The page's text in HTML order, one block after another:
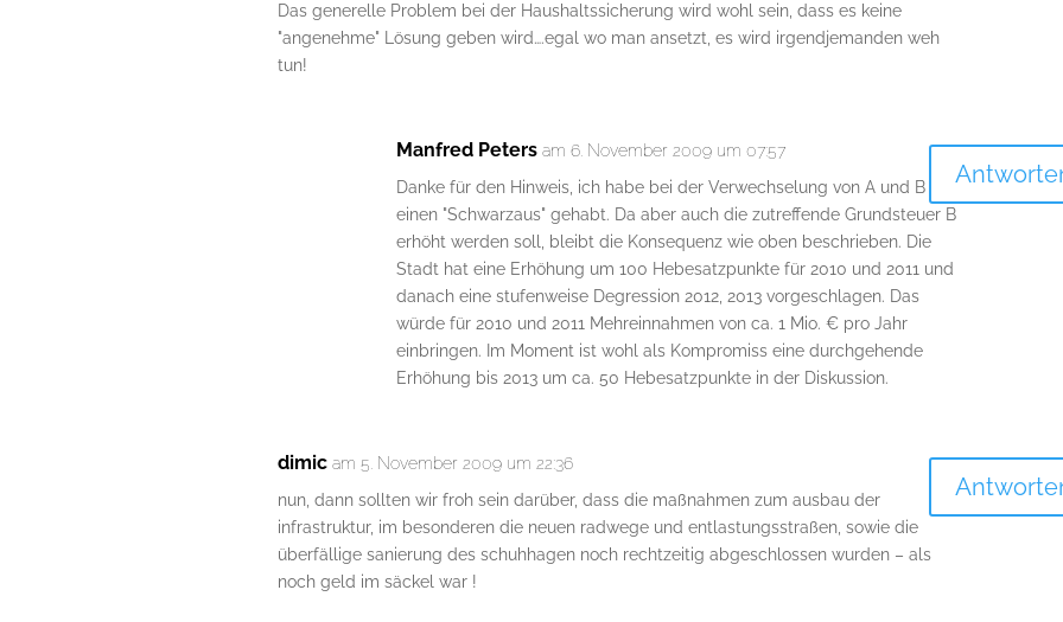
Das generelle Problem bei der Haushaltssicherung wird wohl sein, dass es keine
"angenehme" Lösung geben wird….egal wo man ansetzt, es wird irgendjemanden weh
tun!
Manfred Peters am 6. November 2009 um 07:57
Danke für den Hinweis, ich habe bei der Verwechselung von A und B
einen "Schwarzaus" gehabt. Da aber auch die zutreffende Grundsteuer B
erhöht werden soll, bleibt die Konsequenz wie oben beschrieben. Die
Stadt hat eine Erhöhung um 100 Hebesatzpunkte für 2010 und 2011 und
danach eine stufenweise Degression 2012, 2013 vorgeschlagen. Das
würde für 2010 und 2011 Mehreinnahmen von ca. 1 Mio. € pro Jahr
einbringen. Im Moment ist wohl als Kompromiss eine durchgehende
Erhöhung bis 2013 um ca. 50 Hebesatzpunkte in der Diskussion.
dimic am 5. November 2009 um 22:36
nun, dann sollten wir froh sein darüber, dass die maßnahmen zum ausbau der
infrastruktur, im besonderen die neuen radwege und entlastungsstraßen, sowie die
überfällige sanierung des schuhhagen noch rechtzeitig abgeschlossen wurden – als
noch geld im säckel war !